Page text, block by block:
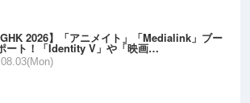
2026】「アニメイト」「Medialink」ブー
ート！「Identity V」や「映画…